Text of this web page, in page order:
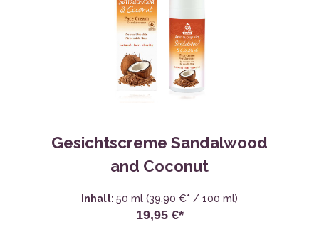
Gesichtscreme Sandalwood
and Coconut
Inhalt: 50 ml (39,90 €* / 100 ml)
19,95 €*